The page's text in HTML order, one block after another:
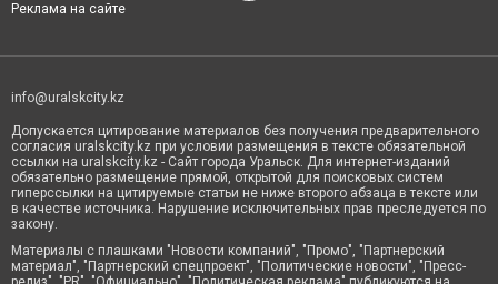
Реклама на сайте
info@uralskcity.kz
Допускается цитирование материалов без получения предварительного
согласия uralskcity.kz при условии размещения в тексте обязательной
ссылки на uralskcity.kz - Сайт города Уральск. Для интернет-изданий
обязательно размещение прямой, открытой для поисковых систем
гиперссылки на цитируемые статьи не ниже второго абзаца в тексте или
в качестве источника. Нарушение исключительных прав преследуется по
закону.
Материалы с плашками "Новости компаний", "Промо", "Партнерский
материал", "Партнерский спецпроект", "Политические новости", "Пресс-